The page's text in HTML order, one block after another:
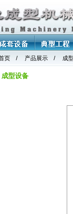
/ 产品展示 / 成
成型设备